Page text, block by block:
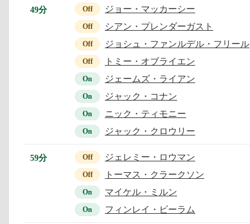
49分 Off ジョー・マッカーシー
Off シアン・プレンダーガスト
Off ジョシュ・ファンルデル・フリール
Off トミー・オブライエン
On ジェームズ・ライアン
On ジャック・コナン
On ニック・ティモニー
On ジャック・クロウリー
59分 Off ジェレミー・ロウマン
Off トーマス・クラークソン
On マイケル・ミルン
On フィンレイ・ビーラム